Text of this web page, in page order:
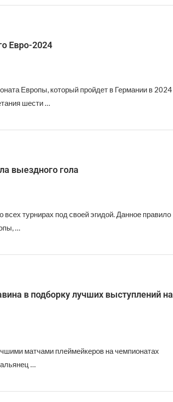
Евро-2024
Европы, который пройдет в Германии в 2024
шести …
выездного гола
турнирах под своей эгидой. Данное правило
…
в подборку лучших выступлений на
матчами плеймейкеров на чемпионатах
…